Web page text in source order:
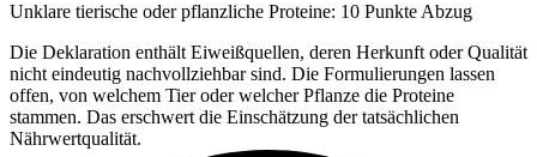
Unklare tierische oder pflanzliche Proteine: 10 Punkte Abzug
Die Deklaration enthält Eiweißquellen, deren Herkunft oder Qualität
nicht eindeutig nachvollziehbar sind. Die Formulierungen lassen
offen, von welchem Tier oder welcher Pflanze die Proteine
stammen. Das erschwert die Einschätzung der tatsächlichen
Nährwertqualität.